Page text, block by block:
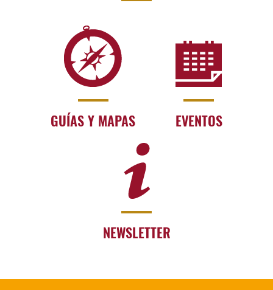
GUÍAS Y MAPAS EVENTOS
NEWSLETTER